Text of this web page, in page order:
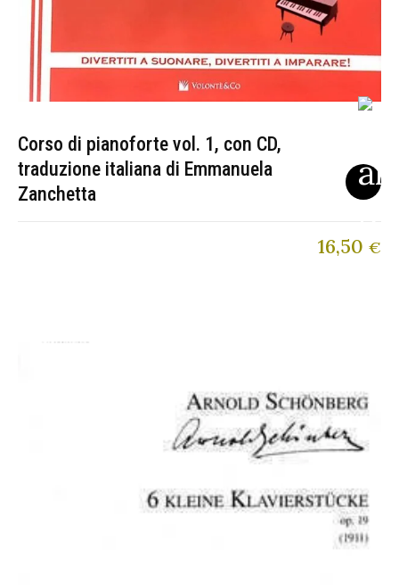
Corso di pianoforte vol. 1, con CD,
traduzione italiana di Emmanuela
Zanchetta
16,50 €